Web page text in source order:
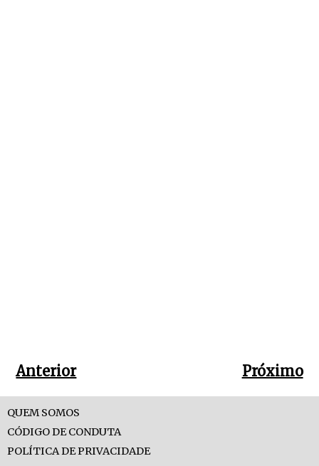
Anterior Próximo
QUEM SOMOS
CÓDIGO DE CONDUTA
POLÍTICA DE PRIVACIDADE